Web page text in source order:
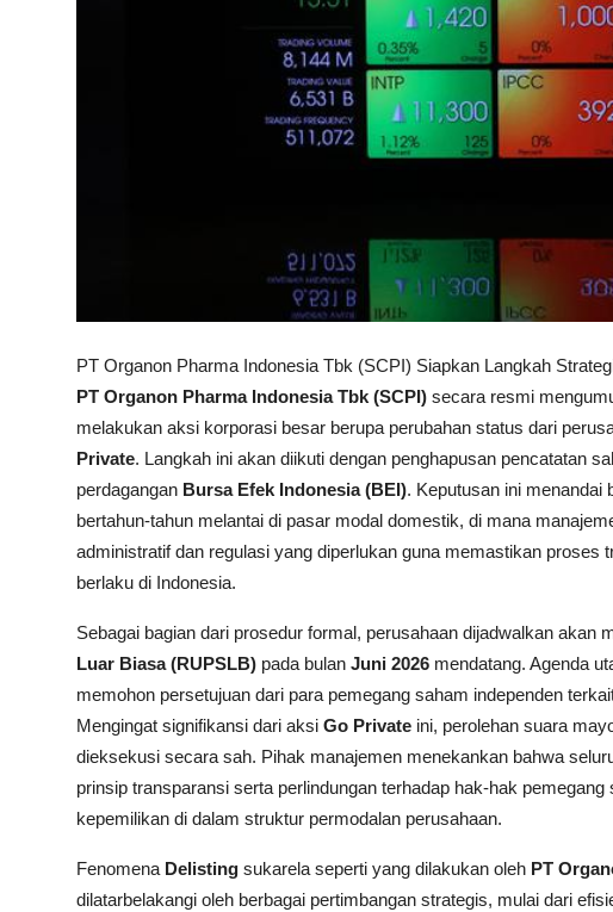
PT Organon Pharma Indonesia Tbk (SCPI) Siapkan Langkah
PT Organon Pharma Indonesia Tbk (SCPI) secara resmi
melakukan aksi korporasi besar berupa perubahan status dari
Private. Langkah ini akan diikuti dengan penghapusan pencatatan
perdagangan Bursa Efek Indonesia (BEI). Keputusan ini menandai
bertahun-tahun melantai di pasar modal domestik, di mana
administratif dan regulasi yang diperlukan guna memastikan proses
berlaku di Indonesia.
Sebagai bagian dari prosedur formal, perusahaan dijadwalkan akan
Luar Biasa (RUPSLB) pada bulan Juni 2026 mendatang. Agenda
memohon persetujuan dari para pemegang saham independen
Mengingat signifikansi dari aksi Go Private ini, perolehan suara
dieksekusi secara sah. Pihak manajemen menekankan bahwa
prinsip transparansi serta perlindungan terhadap hak-hak
kepemilikan di dalam struktur permodalan perusahaan.
Fenomena Delisting sukarela seperti yang dilakukan oleh PT
dilatarbelakangi oleh berbagai pertimbangan strategis, mulai dari